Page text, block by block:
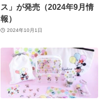
ス」が発売（2024年9月情
報）
2024年10月1日